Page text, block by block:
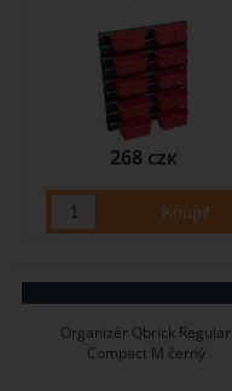
268 CZK
Organizér Qbrick Regular
Compact M černý